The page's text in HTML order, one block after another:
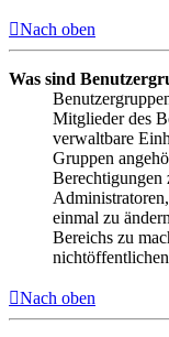
Nach oben
Was sind
Mitglieder des
verwaltbare
Gruppen
Berechtigungen
einmal zu
Bereichs zu
Nach oben